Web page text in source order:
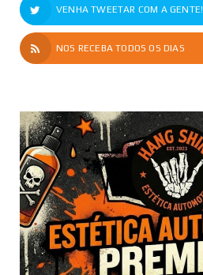
VENHA TWEETAR COM A GENTE!
NOS RECEBA TODOS OS DIAS